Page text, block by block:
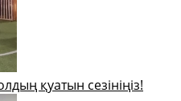
қуатын сезініңіз!